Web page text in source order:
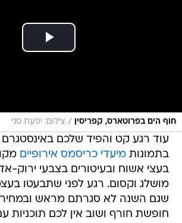
חוף הים בפרוטארס, קפריסין / צילום: יפעת סני
עוד רגע קט והפיד שלכם באינסטגרם
בתמונותמיעדי כריסמס אירופיים
בעצי אשוח ובעיטורים בצבעי ירוק-
מושלג וקסום. רגע לפני שתבעטו
שגם השנה לא סגרתם מראש ובמחיר
חופשת חורף ושוב אין לכם תוכניות